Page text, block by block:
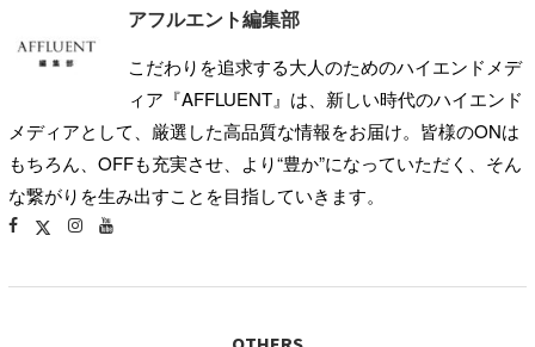
アフルエント編集部
こだわりを追求する大人のためのハイエンドメデ
ィア『AFFLUENT』は、新しい時代のハイエンド
メディアとして、厳選した高品質な情報をお届け。皆様のONは
もちろん、OFFも充実させ、より“豊か”になっていただく、そん
な繋がりを生み出すことを目指していきます。